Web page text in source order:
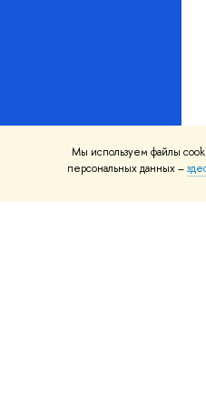
Мы используем файлы
персональных данных –